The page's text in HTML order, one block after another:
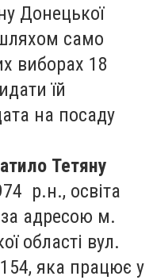
Донецької
само
виборах 18
їй
на посаду
Тетяну
р.н., освіта
адресою м.
області вул.
яка працює у